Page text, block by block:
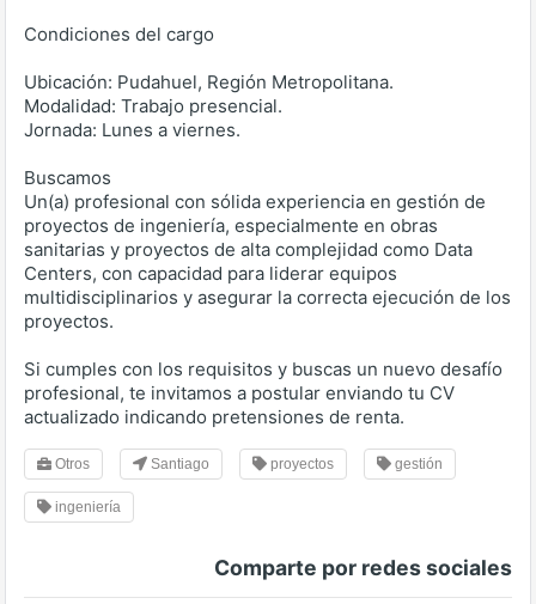
Condiciones del cargo
Ubicación: Pudahuel, Región Metropolitana.
Modalidad: Trabajo presencial.
Jornada: Lunes a viernes.
Buscamos
Un(a) profesional con sólida experiencia en gestión de
proyectos de ingeniería, especialmente en obras
sanitarias y proyectos de alta complejidad como Data
Centers, con capacidad para liderar equipos
multidisciplinarios y asegurar la correcta ejecución de los
proyectos.
Si cumples con los requisitos y buscas un nuevo desafío
profesional, te invitamos a postular enviando tu CV
actualizado indicando pretensiones de renta.
Otros Santiago proyectos gestión
ingeniería
Comparte por redes sociales